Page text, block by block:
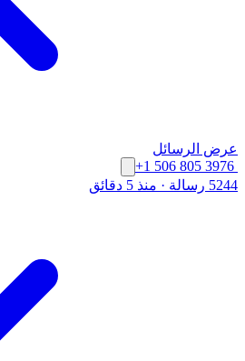
عرض الرسائل
+1 506 805 3976
5244 رسالة
· منذ 5 دقائق